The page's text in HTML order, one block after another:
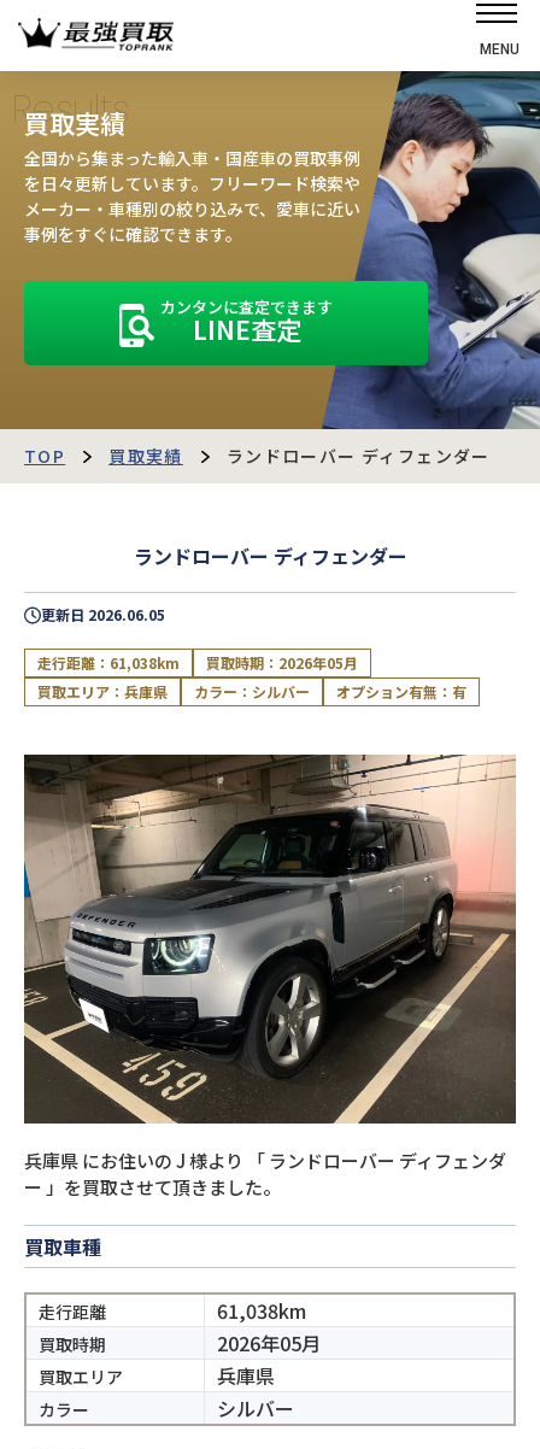
MENU
選ばれる理由
高価買取の仕組み
売却の流れ
お客様の声
運営会社
最強買取マガジン
閉じる
Results
買取実績
全国から集まった輸入車・国産車の買取事例
を日々更新しています。フリーワード検索や
メーカー・車種別の絞り込みで、愛車に近い
事例をすぐに確認できます。
カンタンに査定できます
LINE査定
TOP 買取実績 ランドローバー ディフェンダー
ランドローバー ディフェンダー
更新日 2026.06.05
走行距離：61,038km
買取時期：2026年05月
買取エリア：兵庫県
カラー：シルバー オプション有無：有
兵庫県にお住いのJ様より 「 ランドローバー ディフェンダ
ー 」を買取させて頂きました。
買取車種
走行距離 61,038km
買取時期 2026年05月
買取エリア 兵庫県
カラー シルバー